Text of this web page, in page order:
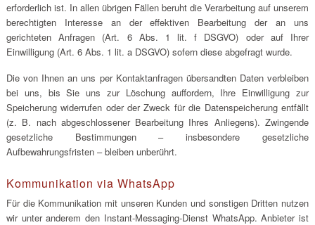
erforderlich ist. In allen übrigen Fällen beruht die Verarbeitung auf unserem
berechtigten Interesse an der effektiven Bearbeitung der an uns
gerichteten Anfragen (Art. 6 Abs. 1 lit. f DSGVO) oder auf Ihrer
Einwilligung (Art. 6 Abs. 1 lit. a DSGVO) sofern diese abgefragt wurde.
Die von Ihnen an uns per Kontaktanfragen übersandten Daten verbleiben
bei uns, bis Sie uns zur Löschung auffordern, Ihre Einwilligung zur
Speicherung widerrufen oder der Zweck für die Datenspeicherung entfällt
(z. B. nach abgeschlossener Bearbeitung Ihres Anliegens). Zwingende
gesetzliche Bestimmungen – insbesondere gesetzliche
Aufbewahrungsfristen – bleiben unberührt.
Kommunikation via WhatsApp
Für die Kommunikation mit unseren Kunden und sonstigen Dritten nutzen
wir unter anderem den Instant-Messaging-Dienst WhatsApp. Anbieter ist